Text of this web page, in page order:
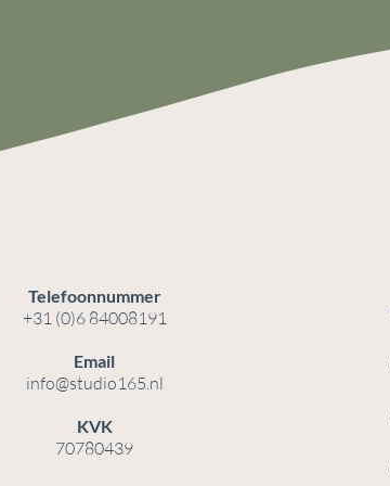
Telefoonnummer
+31 (0)6 84008191
Email
info@studio165.nl
KVK
70780439